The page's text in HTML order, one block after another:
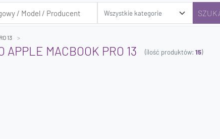
13
APPLE MACBOOK PRO 13 (ilość produktów: 15)